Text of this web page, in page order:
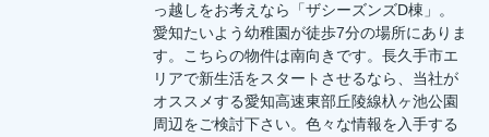
っ越しをお考えなら「ザシーズンズD棟」。
愛知たいよう幼稚園が徒歩7分の場所にありま
す。こちらの物件は南向きです。長久手市エ
リアで新生活をスタートさせるなら、当社が
オススメする愛知高速東部丘陵線杁ヶ池公園
周辺をご検討下さい。色々な情報を入手する